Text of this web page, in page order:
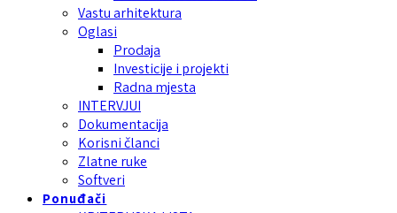
Vastu arhitektura
Oglasi
Prodaja
Investicije i projekti
Radna mjesta
INTERVJUI
Dokumentacija
Korisni članci
Zlatne ruke
Softveri
Ponuđači